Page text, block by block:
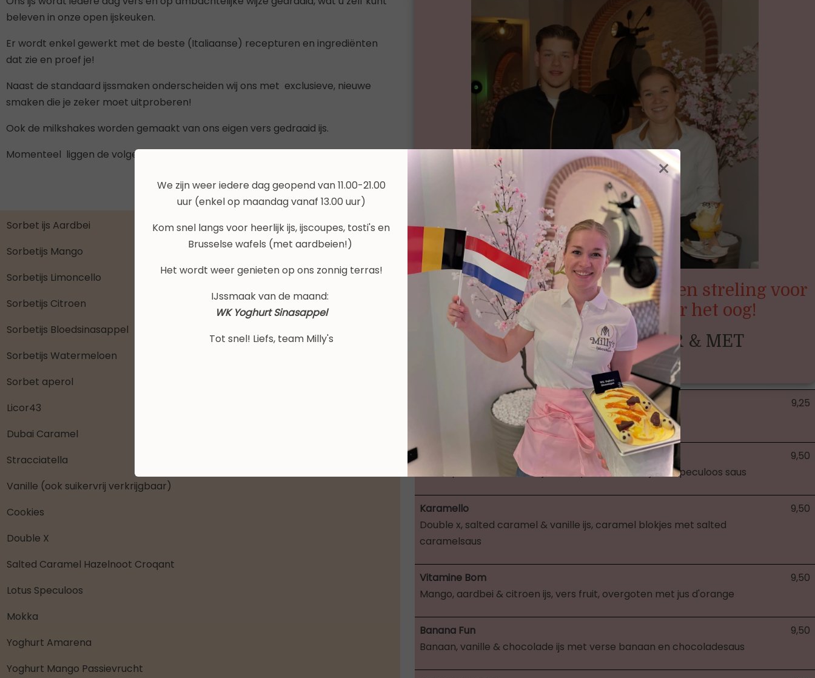
beleven in onze open ijskeuken.
Er wordt enkel gewerkt met de beste (Italiaanse) recepturen en ingrediënten
dat zie en proef je!
Naast de standaard ijssmaken onderscheiden wij ons met exclusieve, nieuwe
smaken die je zeker moet uitproberen!
Ook de milkshakes worden gemaakt van ons eigen vers gedraaid ijs.
Momenteel liggen de volgende ijssmaken in onze vitrine :
Sorbet ijs Aardbei
Sorbetijs Mango
Sorbetijs Limoncello
Sorbetijs Citroen
Sorbetijs Bloedsinasappel
Sorbetijs Watermeloen
Sorbet aperol
Licor43
Dubai Caramel
Stracciatella
Vanille (ook suikervrij verkrijgbaar)
Cookies
Double X
Salted Caramel Hazelnoot Croqant
Lotus Speculoos
Mokka
Yoghurt Amarena
Yoghurt Mango Passievrucht
Onze ijscoupes zijn niet enkel een streling voor
de smaakpapillen maar ook voor het oog!
Wij serveren ijscoupes ZONDER & MET
Vanille ijs met warme chocoladesaus
9,25
Lotus speculoos & vanille ijs, met speculoos koekjes & speculoos saus
9,50
Karamello
Double x, salted caramel & vanille ijs, caramel blokjes met salted
caramelsaus
9,50
Vitamine Bom
Mango, aardbei & citroen ijs, vers fruit, overgoten met jus d'orange
9,50
Banana Fun
Banaan, vanille & chocolade ijs met verse banaan en chocoladesaus
9,50
×
We zijn weer iedere dag geopend van 11.00-21.00
uur (enkel op maandag vanaf 13.00 uur)
Kom snel langs voor heerlijk ijs, ijscoupes, tosti's en
Brusselse wafels (met aardbeien!)
Het wordt weer genieten op ons zonnig terras!
IJssmaak van de maand:
WK Yoghurt Sinasappel
Tot snel! Liefs, team Milly's